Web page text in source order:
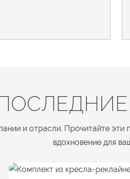
и отрасли. Прочитайте
вдохновение для